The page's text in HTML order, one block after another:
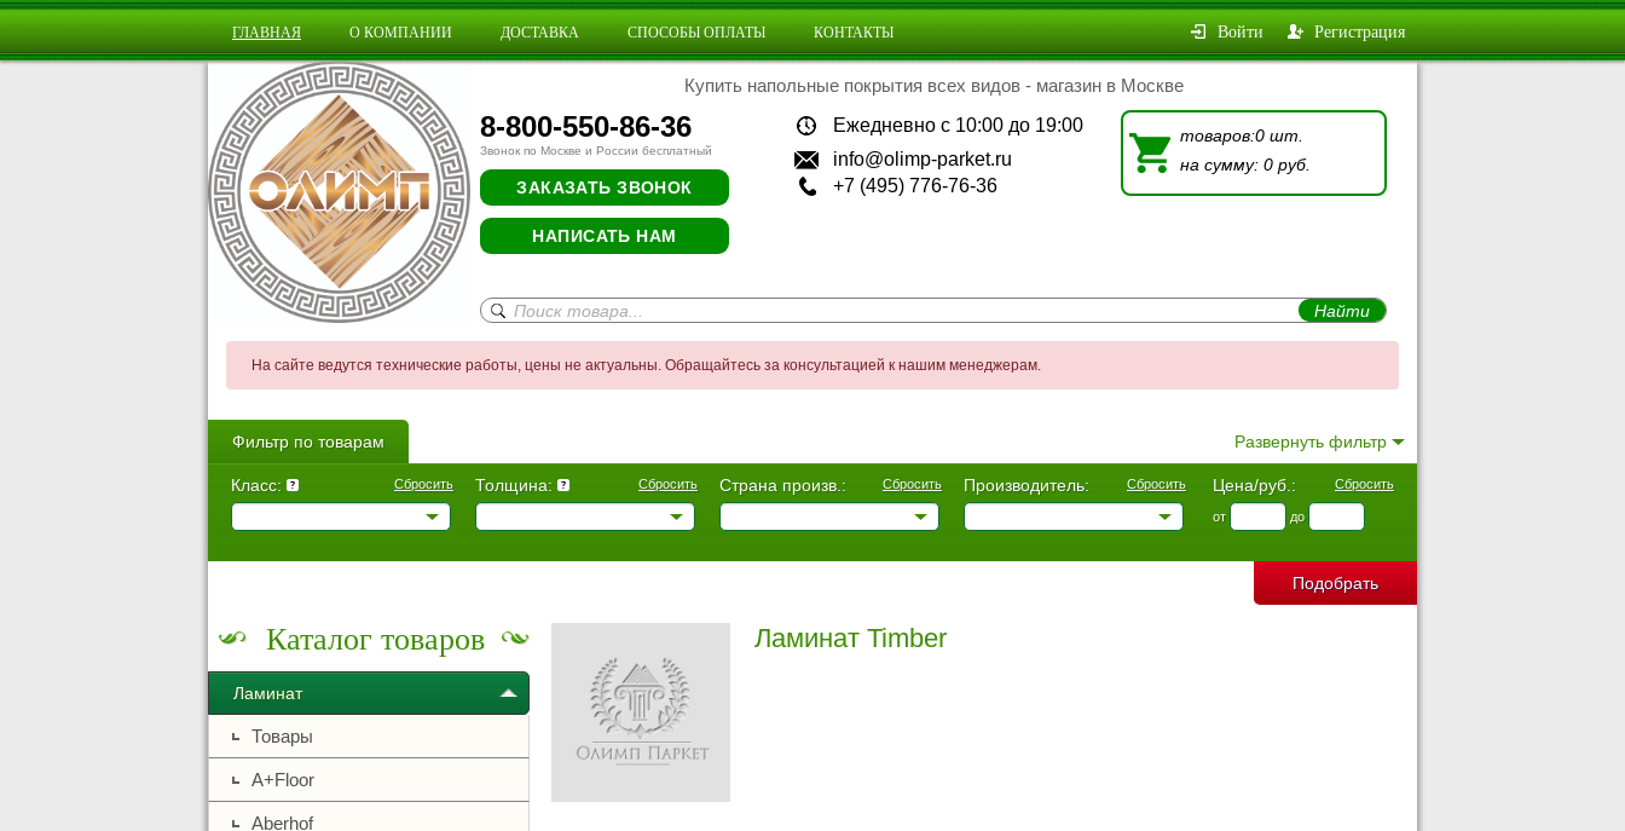
ГЛАВНАЯ О КОМПАНИИ ДОСТАВКА СПОСОБЫ ОПЛАТЫ КОНТАКТЫ Войти Регистрация
Купить напольные покрытия всех видов - магазин в Москве
8-800-550-86-36
Звонок по Москве и России бесплатный
ЗАКАЗАТЬ ЗВОНОК
НАПИСАТЬ НАМ
Ежедневно с 10:00 до 19:00
info@olimp-parket.ru
+7 (495) 776-76-36
товаров:0 шт.
на сумму: 0 руб.
На сайте ведутся технические работы, цены не актуальны. Обращайтесь за консультацией к нашим менеджерам.
Фильтр по товарам
Сбросить
Класс: Сбросить
Толщина: Сбросить
Страна произв.: Сбросить
Производитель: Цена/руб.: Сбросить
от до
Развернуть фильтр
Каталог товаров
Ламинат
Товары
A+Floor
Aberhof
Ламинат Timber